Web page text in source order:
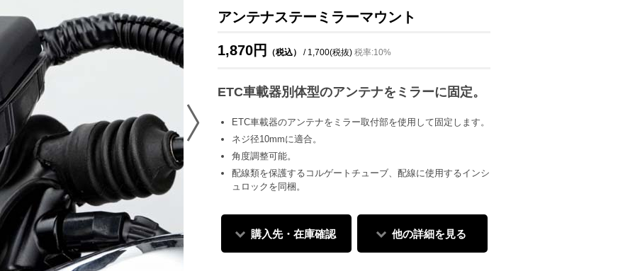
アンテナステーミラーマウント
1,870円 （税込） / 1,700(税抜) 税率:10%
ETC車載器別体型のアンテナをミラーに固定。
ETC車載器のアンテナをミラー取付部を使用して固定します。
ネジ径10mmに適合。
角度調整可能。
配線類を保護するコルゲートチューブ、配線に使用するインシ
ュロックを同梱。
購入先・在庫確認 他の詳細を見る